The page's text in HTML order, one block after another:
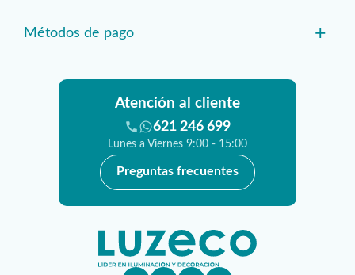
Métodos de pago +
Atención al cliente
621 246 699
Lunes a Viernes 9:00 - 15:00
Preguntas frecuentes